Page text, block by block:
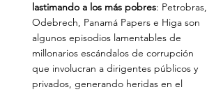
lastimando a los más pobres: Petrobras,
Odebrech, Panamá Papers e Higa son
algunos episodios lamentables de
millonarios escándalos de corrupción
que involucran a dirigentes públicos y
privados, generando heridas en el